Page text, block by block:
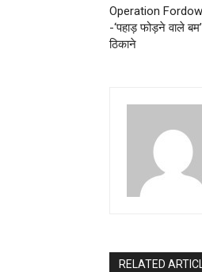
Operation
-‘पहाड़ फोड़ने वाले
ठिकाने
RELATED